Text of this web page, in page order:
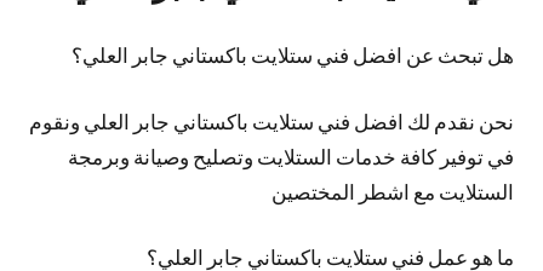
هل تبحث عن افضل فني ستلايت باكستاني جابر العلي؟
نحن نقدم لك افضل فني ستلايت باكستاني جابر العلي ونقوم
في توفير كافة خدمات الستلايت وتصليح وصيانة وبرمجة
الستلايت مع اشطر المختصين
ما هو عمل فني ستلايت باكستاني جابر العلي؟